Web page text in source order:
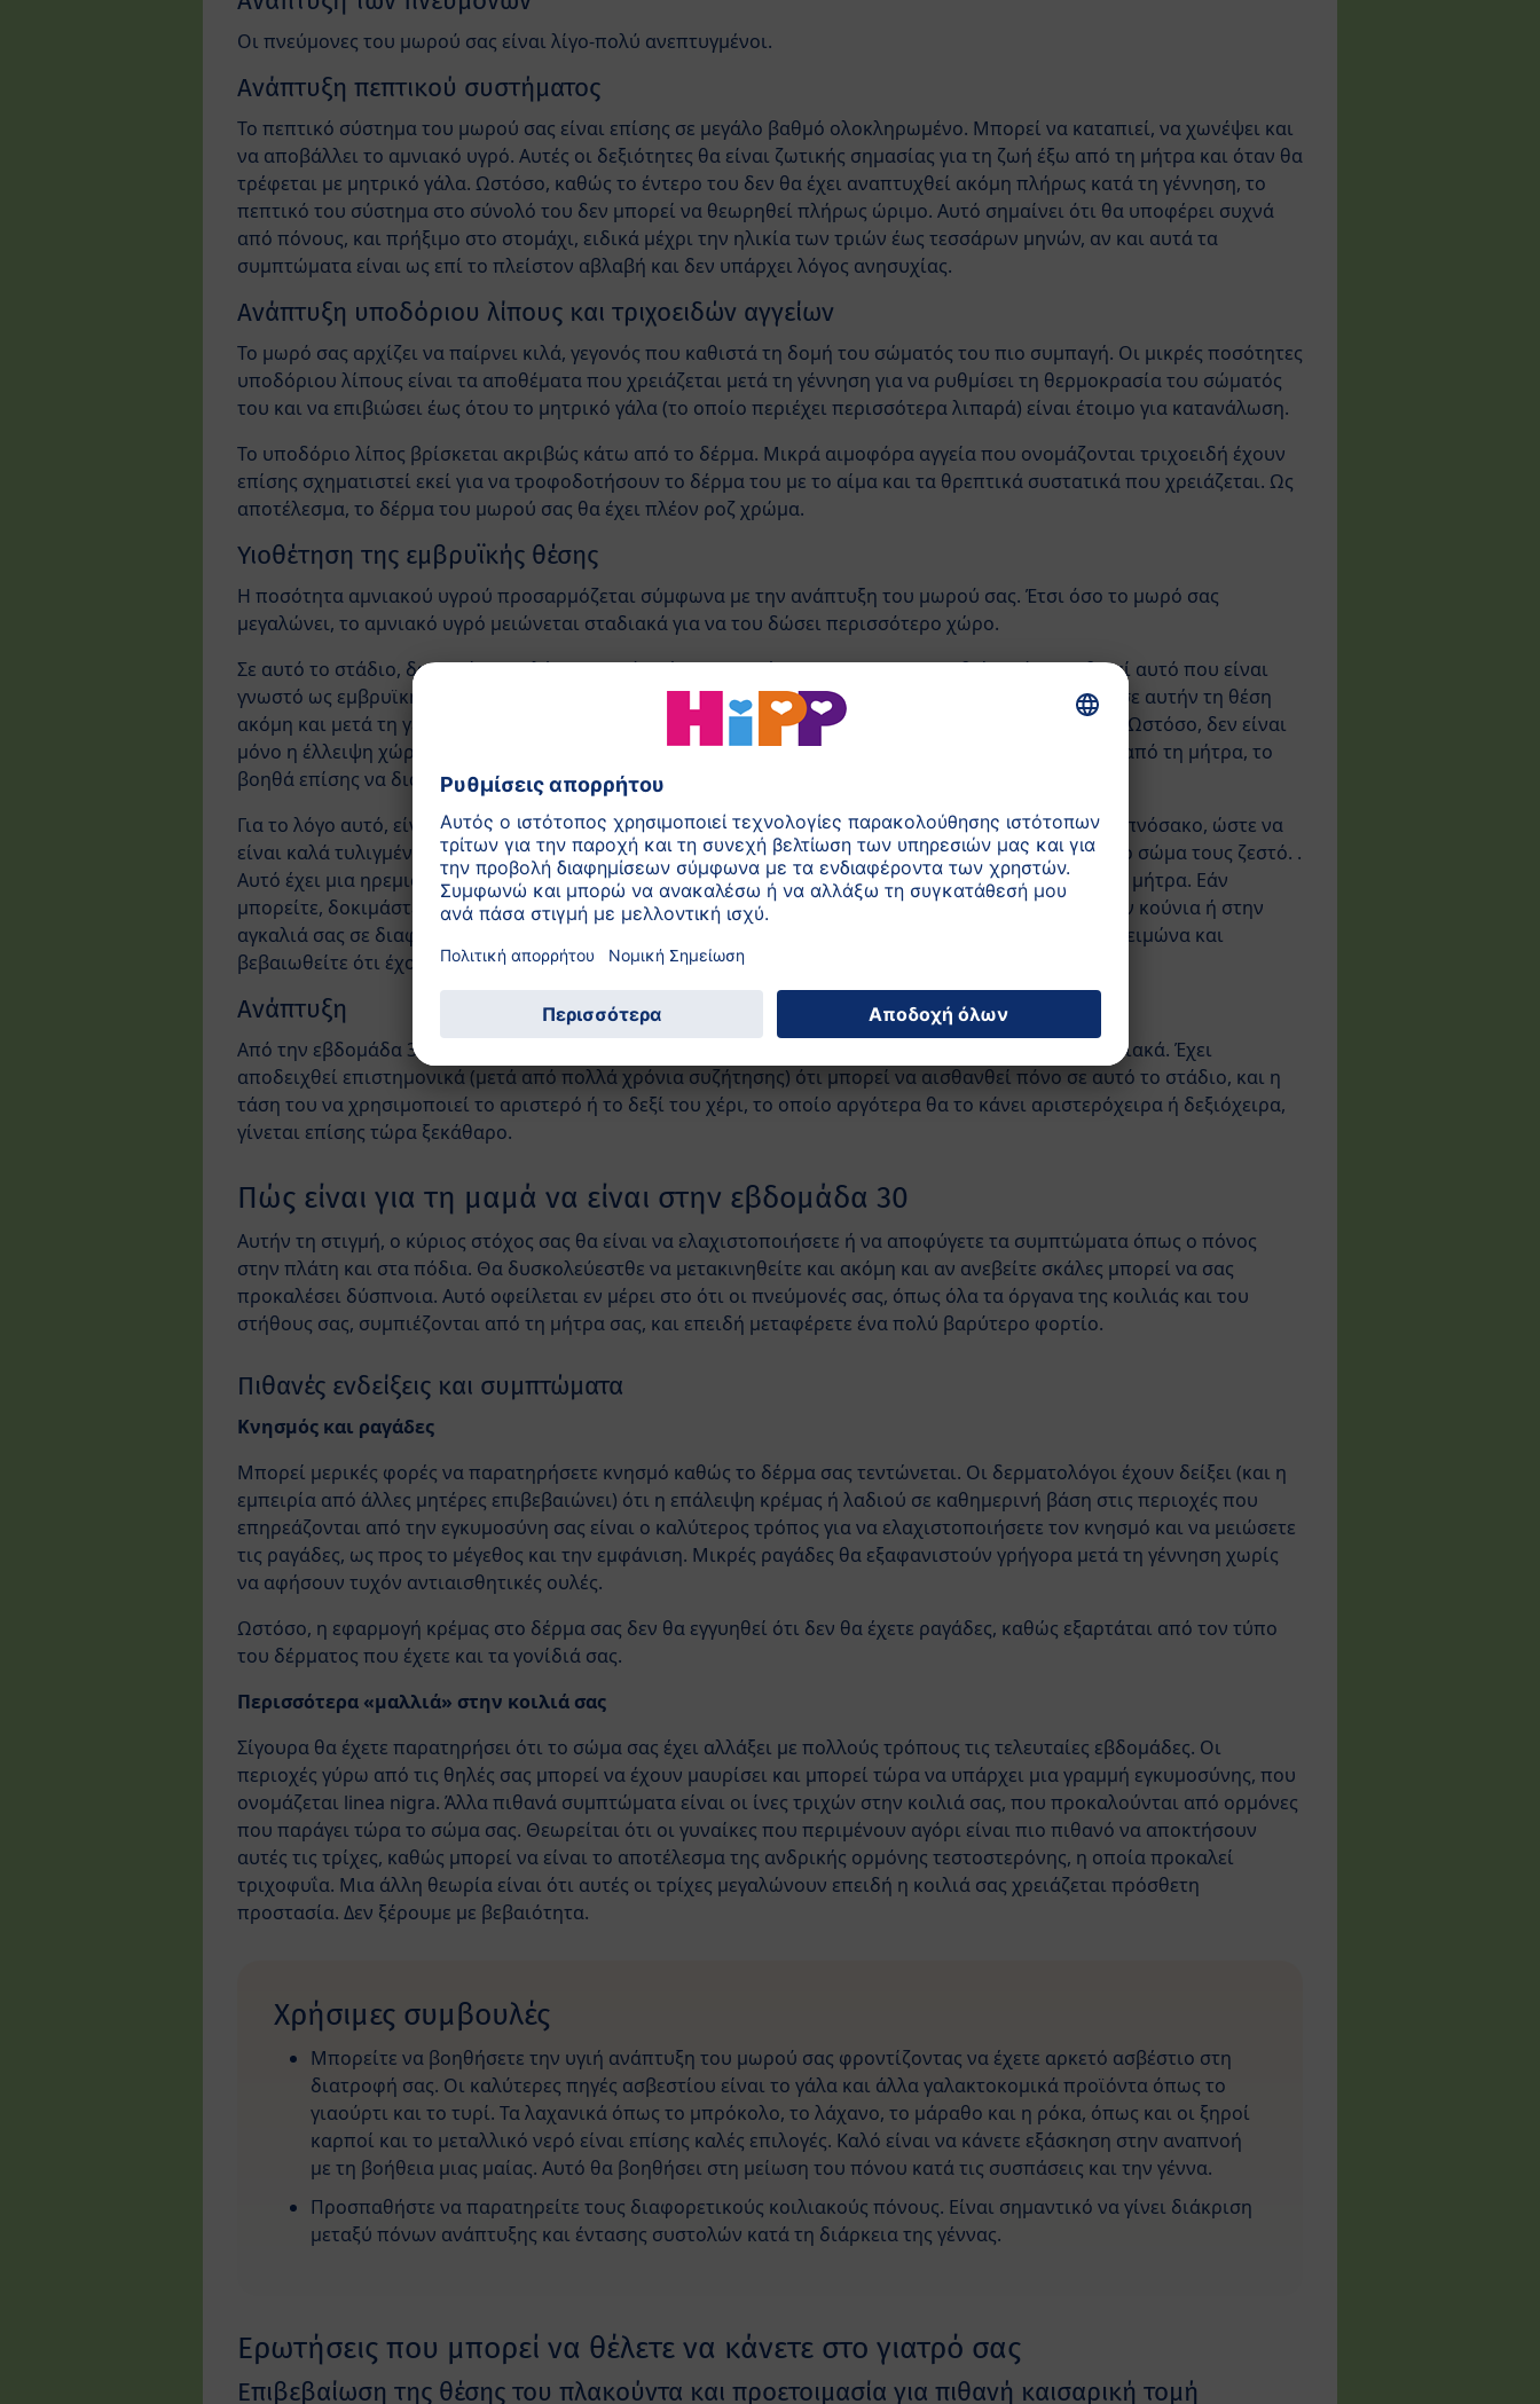
Οι πνεύμονες του μωρού σας είναι λίγο-πολύ ανεπτυγμένοι.
Ανάπτυξη πεπτικού συστήματος
Το πεπτικό σύστημα του μωρού σας είναι επίσης σε μεγάλο βαθμό ολοκληρωμένο. Μπορεί να καταπιεί, να χωνέψει και
να αποβάλλει το αμνιακό υγρό. Αυτές οι δεξιότητες θα είναι ζωτικής σημασίας για τη ζωή έξω από τη μήτρα και όταν θα
τρέφεται με μητρικό γάλα. Ωστόσο, καθώς το έντερο του δεν θα έχει αναπτυχθεί ακόμη πλήρως κατά τη γέννηση, το
πεπτικό του σύστημα στο σύνολό του δεν μπορεί να θεωρηθεί πλήρως ώριμο. Αυτό σημαίνει ότι θα υποφέρει συχνά
από πόνους, και πρήξιμο στο στομάχι, ειδικά μέχρι την ηλικία των τριών έως τεσσάρων μηνών, αν και αυτά τα
συμπτώματα είναι ως επί το πλείστον αβλαβή και δεν υπάρχει λόγος ανησυχίας.
Ανάπτυξη υποδόριου λίπους και τριχοειδών αγγείων
Το μωρό σας αρχίζει να παίρνει κιλά, γεγονός που καθιστά τη δομή του σώματός του πιο συμπαγή. Οι μικρές ποσότητες
υποδόριου λίπους είναι τα αποθέματα που χρειάζεται μετά τη γέννηση για να ρυθμίσει τη θερμοκρασία του σώματός
του και να επιβιώσει έως ότου το μητρικό γάλα (το οποίο περιέχει περισσότερα λιπαρά) είναι έτοιμο για κατανάλωση.
Το υποδόριο λίπος βρίσκεται ακριβώς κάτω από το δέρμα. Μικρά αιμοφόρα αγγεία που ονομάζονται τριχοειδή έχουν
επίσης σχηματιστεί εκεί για να τροφοδοτήσουν το δέρμα του με το αίμα και τα θρεπτικά συστατικά που χρειάζεται. Ως
αποτέλεσμα, το δέρμα του μωρού σας θα έχει πλέον ροζ χρώμα.
Υιοθέτηση της εμβρυϊκής θέσης
Η ποσότητα αμνιακού υγρού προσαρμόζεται σύμφωνα με την ανάπτυξη του μωρού σας. Έτσι όσο το μωρό σας
μεγαλώνει, το αμνιακό υγρό μειώνεται σταδιακά για να του δώσει περισσότερο χώρο.
Σε αυτό το στάδιο, δεν υπάρχει πλέον αρκετός χώρος στη μήτρα σας για να τεντωθεί, οπότε υιοθετεί αυτό που είναι
γνωστό ως εμβρυϊκή θέση τραβώντας τα πόδια του προς το σώμα του. Θα συνεχίσει να επιστρέφει σε αυτήν τη θέση
ακόμη και μετά τη γέννησή του, και τρεις εβδομάδες μετά τη γέννηση θα απλωθεί στην κούνια τους. Ωστόσο, δεν είναι
μόνο η έλλειψη χώρου που το ενθαρρύνει να υιοθετήσει αυτήν τη θέση: στις πρώτες μέρες του έξω από τη μήτρα, το
βοηθά επίσης να διατηρήσει το σώμα του ζεστό.
Για το λόγο αυτό, είναι καθιερωμένη πρακτική σε πολλές χώρες να βάζουν τα νεογέννητα μωρά σε υπνόσακο, ώστε να
είναι καλά τυλιγμένα, καθώς αυτό αναπαράγει τη ζεστασιά της μήτρας και τα βοηθά να διατηρούν το σώμα τους ζεστό. .
Αυτό έχει μια ηρεμιστική επίδραση πάνω τους και τα βοηθά να προσαρμοστούν στη ζωή έξω από τη μήτρα. Εάν
μπορείτε, δοκιμάστε να βάζετε το μωρό σας σε ένα μάρσιππο αγκαλιάς, ένα καρότσι, υπνόσακο, στην κούνια ή στην
αγκαλιά σας σε διαφορετικές ώρες μέσα στη μέρα. Ελέγξτε ότι ο υπνόσακος είναι αρκετά ζεστός το χειμώνα και
βεβαιωθείτε ότι έχουν επιπλέον ζεστασιά εάν τη χρειάζονται.
Ανάπτυξη
Από την εβδομάδα 30 και μετά, οι τρίχες lanugo που καλύπτουν το μωρό σας θα εξαφανιστούν σταδιακά. Έχει
αποδειχθεί επιστημονικά (μετά από πολλά χρόνια συζήτησης) ότι μπορεί να αισθανθεί πόνο σε αυτό το στάδιο, και η
τάση του να χρησιμοποιεί το αριστερό ή το δεξί του χέρι, το οποίο αργότερα θα το κάνει αριστερόχειρα ή δεξιόχειρα,
γίνεται επίσης τώρα ξεκάθαρο.
Πώς είναι για τη μαμά να είναι στην εβδομάδα 30
Αυτήν τη στιγμή, ο κύριος στόχος σας θα είναι να ελαχιστοποιήσετε ή να αποφύγετε τα συμπτώματα όπως ο πόνος
στην πλάτη και στα πόδια. Θα δυσκολεύεστθε να μετακινηθείτε και ακόμη και αν ανεβείτε σκάλες μπορεί να σας
προκαλέσει δύσπνοια. Αυτό οφείλεται εν μέρει στο ότι οι πνεύμονές σας, όπως όλα τα όργανα της κοιλιάς και του
στήθους σας, συμπιέζονται από τη μήτρα σας, και επειδή μεταφέρετε ένα πολύ βαρύτερο φορτίο.
Πιθανές ενδείξεις και συμπτώματα
Κνησμός και ραγάδες
Μπορεί μερικές φορές να παρατηρήσετε κνησμό καθώς το δέρμα σας τεντώνεται. Οι δερματολόγοι έχουν δείξει (και η
εμπειρία από άλλες μητέρες επιβεβαιώνει) ότι η επάλειψη κρέμας ή λαδιού σε καθημερινή βάση στις περιοχές που
επηρεάζονται από την εγκυμοσύνη σας είναι ο καλύτερος τρόπος για να ελαχιστοποιήσετε τον κνησμό και να μειώσετε
τις ραγάδες, ως προς το μέγεθος και την εμφάνιση. Μικρές ραγάδες θα εξαφανιστούν γρήγορα μετά τη γέννηση χωρίς
να αφήσουν τυχόν αντιαισθητικές ουλές.
Ωστόσο, η εφαρμογή κρέμας στο δέρμα σας δεν θα εγγυηθεί ότι δεν θα έχετε ραγάδες, καθώς εξαρτάται από τον τύπο
του δέρματος που έχετε και τα γονίδιά σας.
Περισσότερα «μαλλιά» στην κοιλιά σας
Σίγουρα θα έχετε παρατηρήσει ότι το σώμα σας έχει αλλάξει με πολλούς τρόπους τις τελευταίες εβδομάδες. Οι
περιοχές γύρω από τις θηλές σας μπορεί να έχουν μαυρίσει και μπορεί τώρα να υπάρχει μια γραμμή εγκυμοσύνης, που
ονομάζεται linea nigra. Άλλα πιθανά συμπτώματα είναι οι ίνες τριχών στην κοιλιά σας, που προκαλούνται από ορμόνες
που παράγει τώρα το σώμα σας. Θεωρείται ότι οι γυναίκες που περιμένουν αγόρι είναι πιο πιθανό να αποκτήσουν
αυτές τις τρίχες, καθώς μπορεί να είναι το αποτέλεσμα της ανδρικής ορμόνης τεστοστερόνης, η οποία προκαλεί
τριχοφυΐα. Μια άλλη θεωρία είναι ότι αυτές οι τρίχες μεγαλώνουν επειδή η κοιλιά σας χρειάζεται πρόσθετη
προστασία. Δεν ξέρουμε με βεβαιότητα.
Χρήσιμες συμβουλές
Μπορείτε να βοηθήσετε την υγιή ανάπτυξη του μωρού σας φροντίζοντας να έχετε αρκετό ασβέστιο στη
διατροφή σας. Οι καλύτερες πηγές ασβεστίου είναι το γάλα και άλλα γαλακτοκομικά προϊόντα όπως το
γιαούρτι και το τυρί. Τα λαχανικά όπως το μπρόκολο, το λάχανο, το μάραθο και η ρόκα, όπως και οι ξηροί
καρποί και το μεταλλικό νερό είναι επίσης καλές επιλογές. Καλό είναι να κάνετε εξάσκηση στην αναπνοή
με τη βοήθεια μιας μαίας. Αυτό θα βοηθήσει στη μείωση του πόνου κατά τις συσπάσεις και την γέννα.
Προσπαθήστε να παρατηρείτε τους διαφορετικούς κοιλιακούς πόνους. Είναι σημαντικό να γίνει διάκριση
μεταξύ πόνων ανάπτυξης και έντασης συστολών κατά τη διάρκεια της γέννας.
Ερωτήσεις που μπορεί να θέλετε να κάνετε στο γιατρό σας
Επιβεβαίωση της θέσης του πλακούντα και προετοιμασία για πιθανή καισαρική τομή